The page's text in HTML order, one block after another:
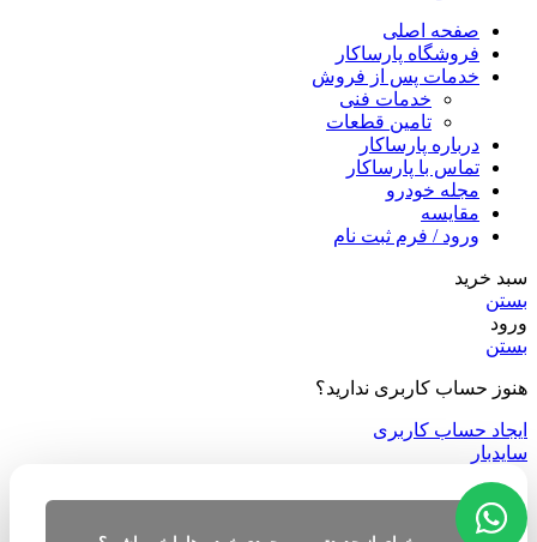
صفحه اصلی
فروشگاه پارساکار
خدمات پس از فروش
خدمات فنی
تامین قطعات
درباره پارساکار
تماس با پارساکار
مجله خودرو
مقایسه
ورود / فرم ثبت نام
سبد خرید
بستن
ورود
بستن
هنوز حساب کاربری ندارید؟
ایجاد حساب کاربری
سایدبار